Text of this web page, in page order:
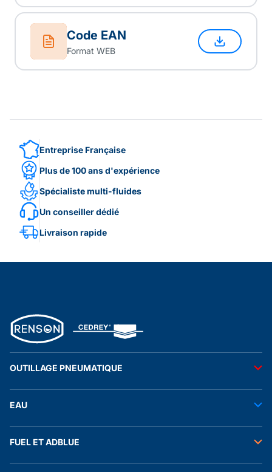
Code EAN
Format WEB
Entreprise Française
Plus de 100 ans d'expérience
Spécialiste multi-fluides
Un conseiller dédié
Livraison rapide
OUTILLAGE PNEUMATIQUE
Accessoires pneumatiques
EAU
Tuyaux
Raccords et autres accessoires
FUEL ET ADBLUE